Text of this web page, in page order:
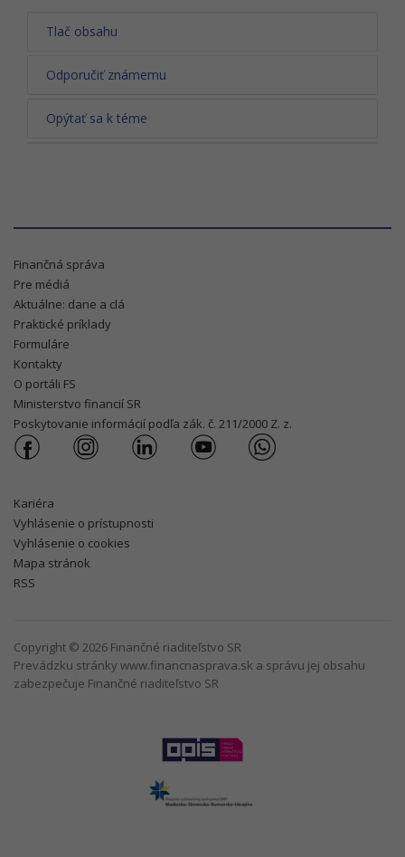
Tlač obsahu
Odporučiť známemu
Opýtať sa k téme
Finančná správa
Pre médiá
Aktuálne: dane a clá
Praktické príklady
Formuláre
Kontakty
O portáli FS
Ministerstvo financií SR
Poskytovanie informácií podľa zák. č. 211/2000 Z. z.
Kariéra
Vyhlásenie o prístupnosti
Vyhlásenie o cookies
Mapa stránok
RSS
Copyright © 2026 Finančné riaditeľstvo SR
Prevádzku stránky www.financnasprava.sk a správu jej obsahu
zabezpečuje Finančné riaditeľstvo SR